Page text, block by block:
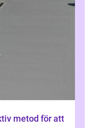
metod för att